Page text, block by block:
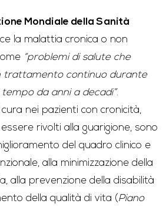
Mondiale della Sanità
la malattia cronica o non
“problemi di salute che
trattamento continuo durante
da anni a decadi”.
nei pazienti con cronicità,
rivolti alla guarigione, sono
del quadro clinico e
alla minimizzazione della
alla prevenzione della disabilità
della qualità di vita (Piano